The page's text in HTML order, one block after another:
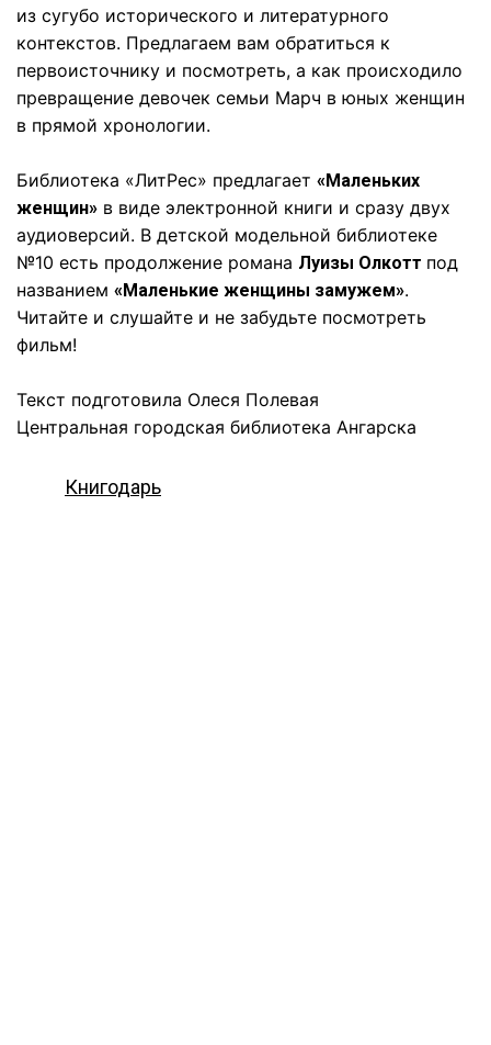
из сугубо исторического и литературного
контекстов. Предлагаем вам обратиться к
первоисточнику и посмотреть, а как происходило
превращение девочек семьи Марч в юных женщин
в прямой хронологии.
Библиотека «ЛитРес» предлагает «Маленьких
женщин» в виде электронной книги и сразу двух
аудиоверсий. В детской модельной библиотеке
№10 есть продолжение романа Луизы Олкотт под
названием «Маленькие женщины замужем».
Читайте и слушайте и не забудьте посмотреть
фильм!
Текст подготовила Олеся Полевая
Центральная городская библиотека Ангарска
Книгодарь